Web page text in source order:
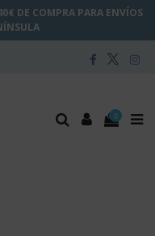
DE COMPRA PARA ENVÍOS
0